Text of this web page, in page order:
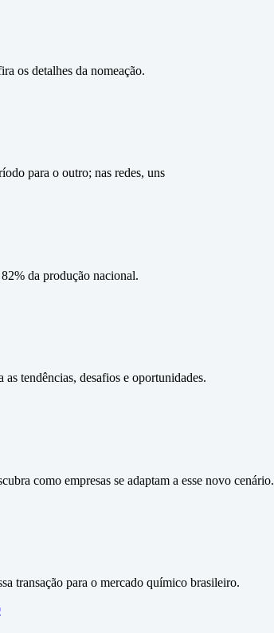
os detalhes da nomeação.
para o outro; nas redes, uns
da produção nacional.
tendências, desafios e oportunidades.
como empresas se adaptam a esse novo cenário.
transação para o mercado químico brasileiro.